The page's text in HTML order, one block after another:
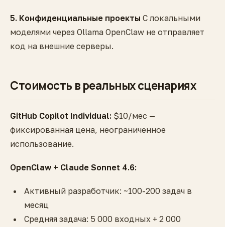
5. Конфиденциальные проекты С локальными
моделями через Ollama OpenClaw не отправляет
код на внешние серверы.
Стоимость в реальных сценариях
GitHub Copilot Individual: $10/мес —
фиксированная цена, неограниченное
использование.
OpenClaw + Claude Sonnet 4.6:
Активный разработчик: ~100-200 задач в
месяц
Средняя задача: 5 000 входных + 2 000